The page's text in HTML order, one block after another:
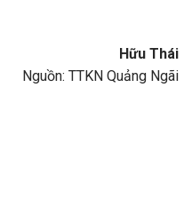
Hữu Thái
Nguồn: TTKN Quảng Ngãi